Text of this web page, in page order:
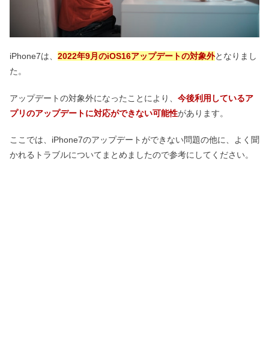
iPhone7は、 2022年9月のiOS16アップデートの対象外となりまし
た。
アップデートの対象外になったことにより、 今後利用しているア
プリのアップデートに対応ができない可能性があります。
ここでは、iPhone7のアップデートができない問題の他に、よく聞
かれるトラブルについてまとめましたので参考にしてください。